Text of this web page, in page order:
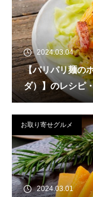
2024.03.04
【パリパリ麺の
ダ）】のレシピ
お取り寄せグルメ
2024.03.01